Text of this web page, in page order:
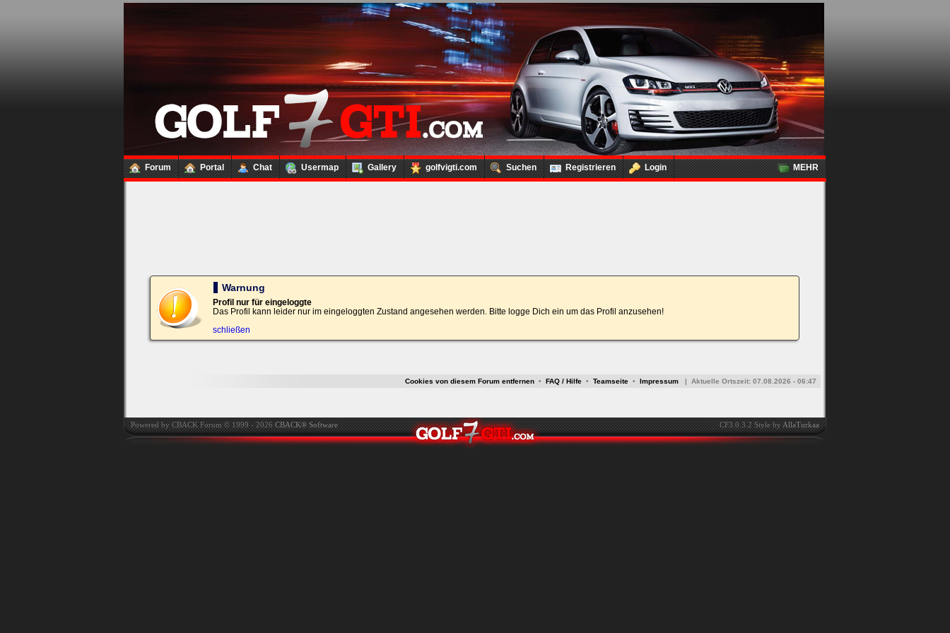
Forum Portal Chat Usermap Gallery golfvigti.com Suchen Registrieren Login MEHR
Loginbox
Trage
bitte
in
die
nachfolgenden
Felder
Deinen
Benutzernamen
und
Kennwort
ein,
um
Bei jedem Besuch
automatisch einloggen.
Warnung
Profil nur für eingeloggte
Das Profil kann leider nur im eingeloggten Zustand angesehen werden. Bitte logge Dich ein um das Profil anzusehen!
schließen
Cookies von diesem Forum entfernen • FAQ / Hilfe • Teamseite • Impressum | Aktuelle Ortszeit: 07.08.2026 - 06:47
Powered by CBACK Forum © 1999 - 2026CBACK® Software CF3.0.3.2 Style byAllaTurkaa